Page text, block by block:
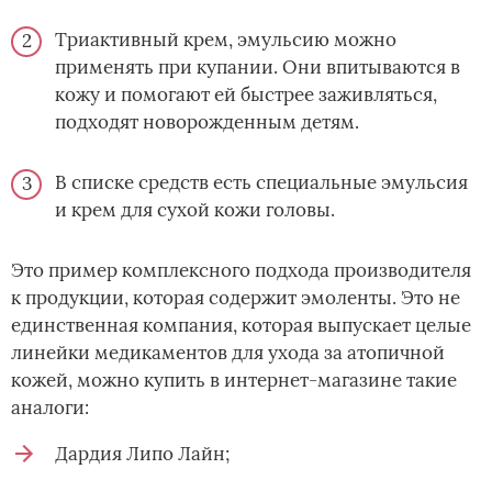
Триактивный крем, эмульсию можно
применять при купании. Они впитываются в
кожу и помогают ей быстрее заживляться,
подходят новорожденным детям.
В списке средств есть специальные эмульсия
и крем для сухой кожи головы.
Это пример комплексного подхода производителя
к продукции, которая содержит эмоленты. Это не
единственная компания, которая выпускает целые
линейки медикаментов для ухода за атопичной
кожей, можно купить в интернет-магазине такие
аналоги:
Дардия Липо Лайн;